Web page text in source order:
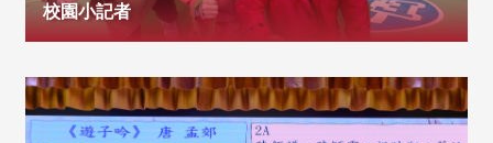
校園小記者